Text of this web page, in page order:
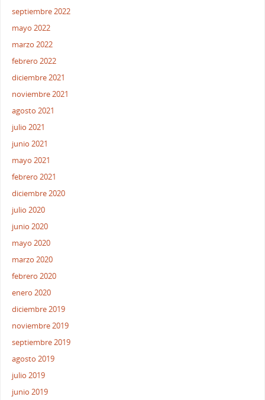
septiembre 2022
mayo 2022
marzo 2022
febrero 2022
diciembre 2021
noviembre 2021
agosto 2021
julio 2021
junio 2021
mayo 2021
febrero 2021
diciembre 2020
julio 2020
junio 2020
mayo 2020
marzo 2020
febrero 2020
enero 2020
diciembre 2019
noviembre 2019
septiembre 2019
agosto 2019
julio 2019
junio 2019